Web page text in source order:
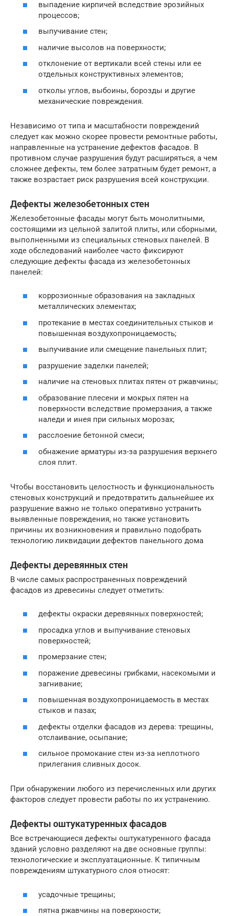
выпадение кирпичей вследствие эрозийных
процессов;
выпучивание стен;
наличие высолов на поверхности;
отклонение от вертикали всей стены или ее
отдельных конструктивных элементов;
отколы углов, выбоины, борозды и другие
механические повреждения.
Независимо от типа и масштабности повреждений
следует как можно скорее провести ремонтные работы,
направленные на устранение дефектов фасадов. В
противном случае разрушения будут расширяться, а чем
сложнее дефекты, тем более затратным будет ремонт, а
также возрастает риск разрушения всей конструкции.
Дефекты железобетонных стен
Железобетонные фасады могут быть монолитными,
состоящими из цельной залитой плиты, или сборными,
выполненными из специальных стеновых панелей. В
ходе обследований наиболее часто фиксируют
следующие дефекты фасада из железобетонных
панелей:
коррозионные образования на закладных
металлических элементах;
протекание в местах соединительных стыков и
повышенная воздухопроницаемость;
выпучивание или смещение панельных плит;
разрушение заделки панелей;
наличие на стеновых плитах пятен от ржавчины;
образование плесени и мокрых пятен на
поверхности вследствие промерзания, а также
наледи и инея при сильных морозах;
расслоение бетонной смеси;
обнажение арматуры из-за разрушения верхнего
слоя плит.
Чтобы восстановить целостность и функциональность
стеновых конструкций и предотвратить дальнейшее их
разрушение важно не только оперативно устранить
выявленные повреждения, но также установить
причины их возникновения и правильно подобрать
технологию ликвидации дефектов панельного дома
Дефекты деревянных стен
В числе самых распространенных повреждений
фасадов из древесины следует отметить:
дефекты окраски деревянных поверхностей;
просадка углов и выпучивание стеновых
поверхностей;
промерзание стен;
поражение древесины грибками, насекомыми и
загнивание;
повышенная воздухопроницаемость в местах
стыков и пазах;
дефекты отделки фасадов из дерева: трещины,
отслаивание, осыпание;
сильное промокание стен из-за неплотного
прилегания сливных досок.
При обнаружении любого из перечисленных или других
факторов следует провести работы по их устранению.
Дефекты оштукатуренных фасадов
Все встречающиеся дефекты оштукатуренного фасада
зданий условно разделяют на две основные группы:
технологические и эксплуатационные. К типичным
повреждениям штукатурного слоя относят:
усадочные трещины;
пятна ржавчины на поверхности;